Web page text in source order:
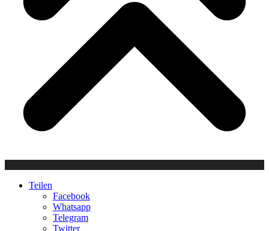
Teilen
Facebook
Whatsapp
Telegram
Twitter